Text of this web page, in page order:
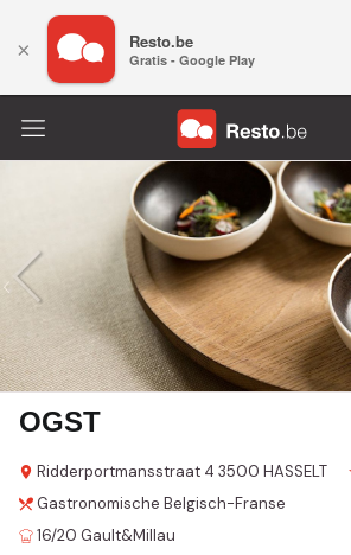
OGST
Ridderportmansstraat 4 3500 HASSELT
Gastronomische Belgisch-Franse
16/20 Gault&Millau
× Resto.be
Gratis - Google Play